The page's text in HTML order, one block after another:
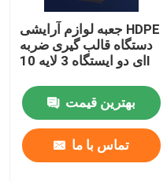
جعبه لوازم آرایشی HDPE
دستگاه قالب گیری ضربه
ای دو ایستگاه 3 لایه 10l
بهترین قیمت
تماس با ما